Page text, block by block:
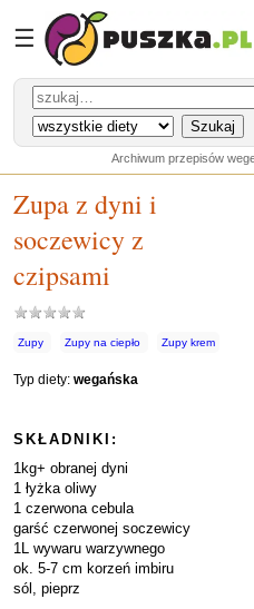
☰
Archiwum przepisów
Zupa z dyni i
soczewicy z
czipsami
Zupy Zupy na ciepło Zupy krem
Typ diety: wegańska
SKŁADNIKI:
1kg+ obranej dyni
1 łyżka oliwy
1 czerwona cebula
garść czerwonej soczewicy
1L wywaru warzywnego
ok. 5-7 cm korzeń imbiru
sól, pieprz